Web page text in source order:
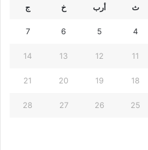
ث أرب خ ج
4
5
6
7
11
12
13
14
18
19
20
21
25
26
27
28